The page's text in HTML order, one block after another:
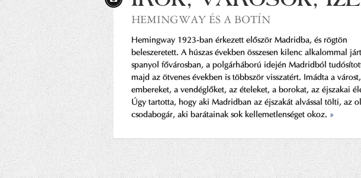
HEMINGWAY ÉS A BOTÍN
Hemingway 1923-ban érkezett először Madridba, és rögtön
beleszeretett. A húszas években összesen kilenc alkalommal
spanyol fővárosban, a polgárháború idején Madridból
majd az ötvenes években is többször visszatért. Imádta a
embereket, a vendéglőket, az ételeket, a borokat, az éjszakai
Úgy tartotta, hogy aki Madridban az éjszakát alvással tölti, az
csodabogár, aki barátainak sok kellemetlenséget okoz. »